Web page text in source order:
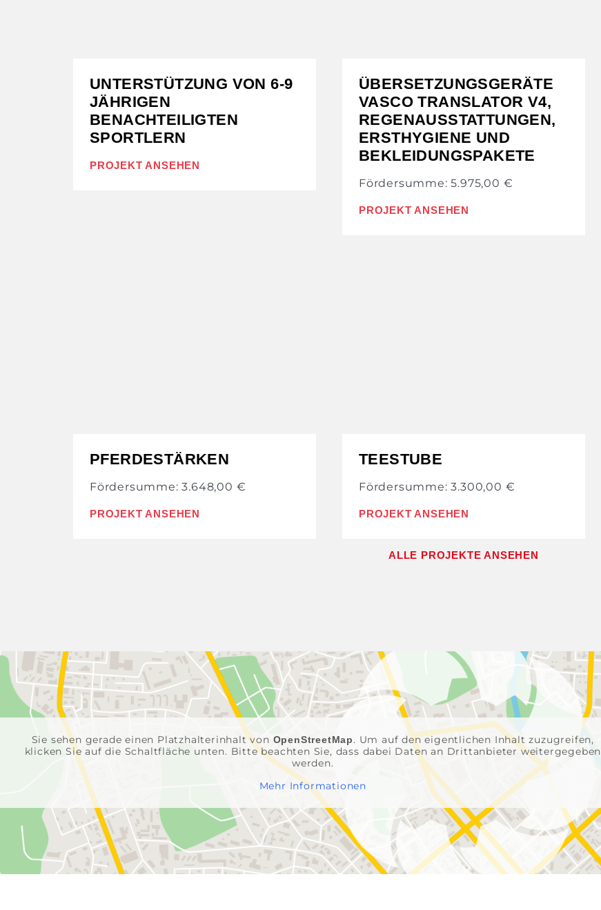
UNTERSTÜTZUNG VON 6-9
JÄHRIGEN
BENACHTEILIGTEN
SPORTLERN
PROJEKT ANSEHEN
ÜBERSETZUNGSGERÄTE
VASCO TRANSLATOR V4,
REGENAUSSTATTUNGEN,
ERSTHYGIENE UND
BEKLEIDUNGSPAKETE
Fördersumme: 5.975,00 €
PROJEKT ANSEHEN
PFERDESTÄRKEN
Fördersumme: 3.648,00 €
PROJEKT ANSEHEN
TEESTUBE
Fördersumme: 3.300,00 €
PROJEKT ANSEHEN
ALLE PROJEKTE ANSEHEN
Sie sehen gerade einen Platzhalterinhalt von OpenStreetMap. Um auf den eigentlichen Inhalt zuzugreifen,
klicken Sie auf die Schaltfläche unten. Bitte beachten Sie, dass dabei Daten an Drittanbieter weitergegeben
werden.
Mehr Informationen